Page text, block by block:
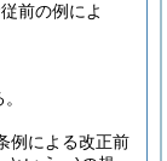
前の例によ
例による改正前